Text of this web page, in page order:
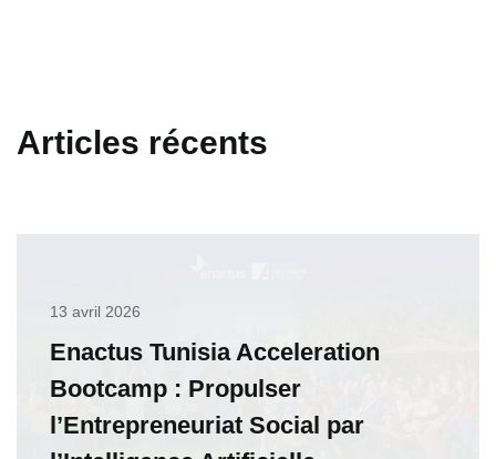
Articles récents
13 avril 2026
Enactus Tunisia Acceleration
Bootcamp : Propulser
l’Entrepreneuriat Social par